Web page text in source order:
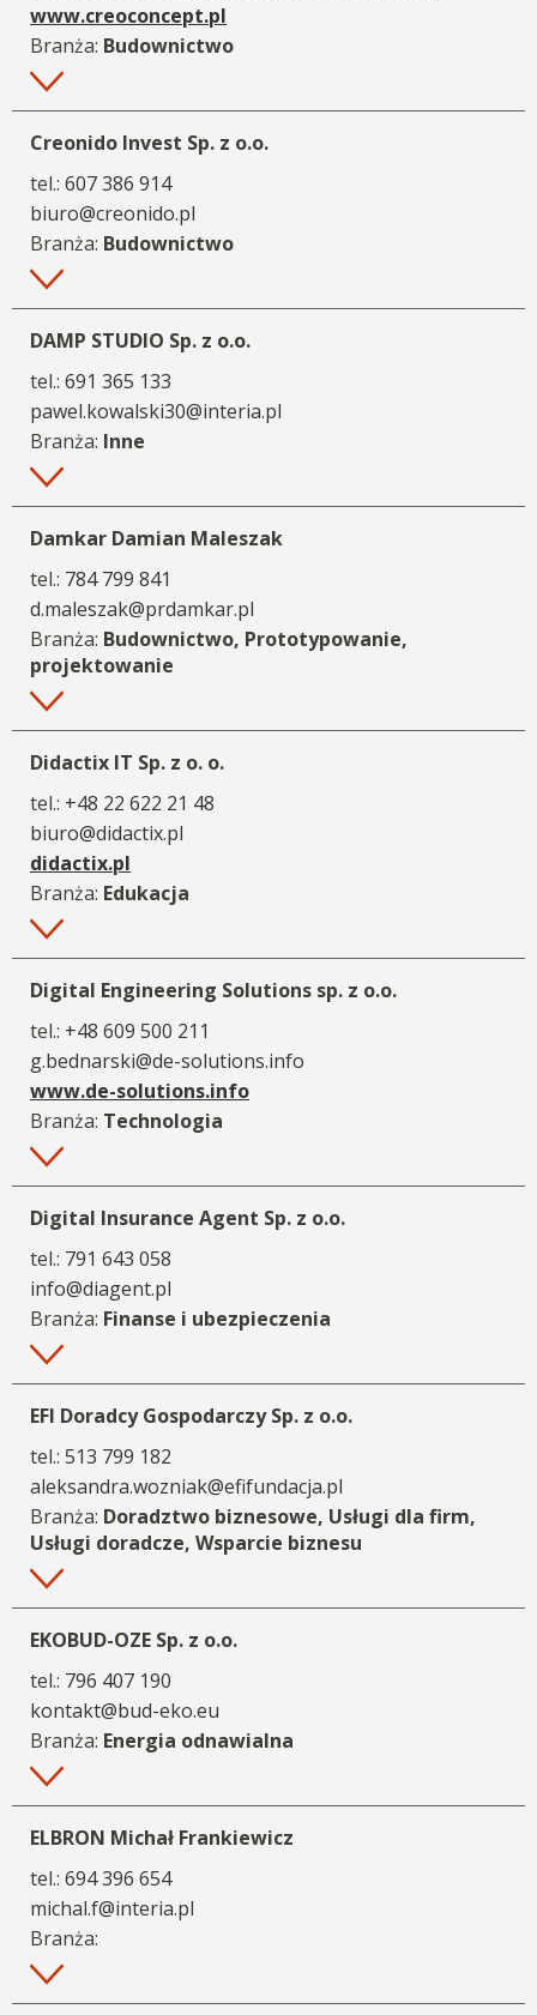
www.creoconcept.pl
Branża: Budownictwo
Więcej
Creonido Invest Sp. z o.o.
tel.: 607 386 914
biuro@creonido.pl
Branża: Budownictwo
Więcej
DAMP STUDIO Sp. z o.o.
tel.: 691 365 133
pawel.kowalski30@interia.pl
Branża: Inne
Więcej
Damkar Damian Maleszak
tel.: 784 799 841
d.maleszak@prdamkar.pl
Branża: Budownictwo, Prototypowanie,
projektowanie
Więcej
Didactix IT Sp. z o. o.
tel.: +48 22 622 21 48
biuro@didactix.pl
didactix.pl
Branża: Edukacja
Więcej
Digital Engineering Solutions sp. z o.o.
tel.: +48 609 500 211
g.bednarski@de-solutions.info
www.de-solutions.info
Branża: Technologia
Więcej
Digital Insurance Agent Sp. z o.o.
tel.: 791 643 058
info@diagent.pl
Branża: Finanse i ubezpieczenia
Więcej
EFI Doradcy Gospodarczy Sp. z o.o.
tel.: 513 799 182
aleksandra.wozniak@efifundacja.pl
Branża: Doradztwo biznesowe, Usługi dla firm,
Usługi doradcze, Wsparcie biznesu
Więcej
EKOBUD-OZE Sp. z o.o.
tel.: 796 407 190
kontakt@bud-eko.eu
Branża: Energia odnawialna
Więcej
ELBRON Michał Frankiewicz
tel.: 694 396 654
michal.f@interia.pl
Branża:
Więcej